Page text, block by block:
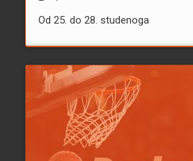
Od 25. do 28. studenoga